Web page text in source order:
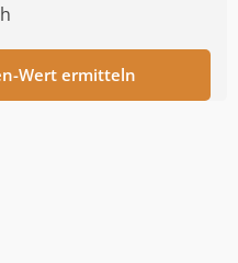
Wert ermitteln